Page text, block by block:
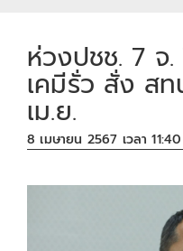
ห่วงปชช. 7 จ.
เคมีรั่ว สั่ง สท
เม.ย.
8 เมษายน 2567 เวลา